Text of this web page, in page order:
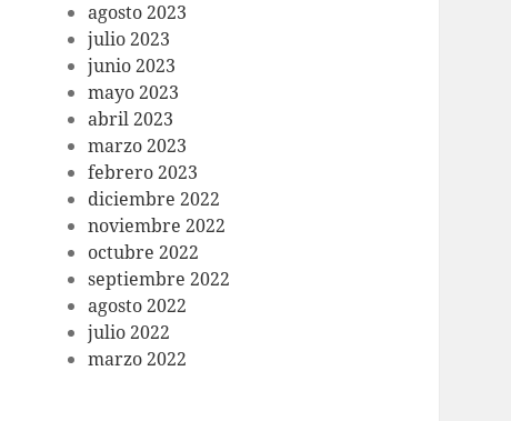
agosto 2023
julio 2023
junio 2023
mayo 2023
abril 2023
marzo 2023
febrero 2023
diciembre 2022
noviembre 2022
octubre 2022
septiembre 2022
agosto 2022
julio 2022
marzo 2022